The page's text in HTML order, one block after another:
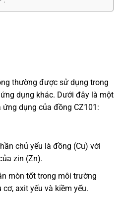
thường được sử dụng trong
dụng khác. Dưới đây là một
dụng của đồng CZ101:
chủ yếu là đồng (Cu) với
zin (Zn).
mòn tốt trong môi trường
axit yếu và kiềm yếu.